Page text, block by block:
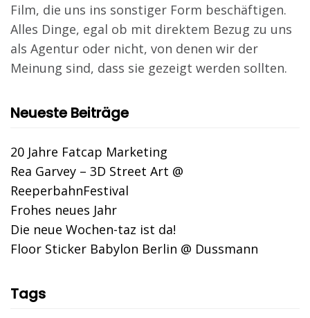
Film, die uns ins sonstiger Form beschäftigen.
Alles Dinge, egal ob mit direktem Bezug zu uns
als Agentur oder nicht, von denen wir der
Meinung sind, dass sie gezeigt werden sollten.
Neueste Beiträge
20 Jahre Fatcap Marketing
Rea Garvey – 3D Street Art @
ReeperbahnFestival
Frohes neues Jahr
Die neue Wochen-taz ist da!
Floor Sticker Babylon Berlin @ Dussmann
Tags